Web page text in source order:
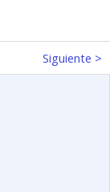
Siguiente >